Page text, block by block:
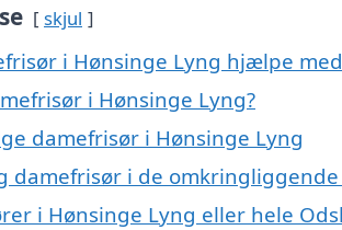
skjul
i Hønsinge Lyng hjælpe
i Hønsinge Lyng?
damefrisør i Hønsinge Lyng
damefrisør i de
i Hønsinge Lyng eller hele